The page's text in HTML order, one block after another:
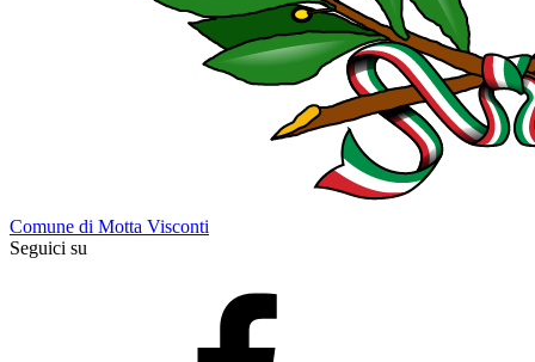
Comune di Motta Visconti
Seguici su